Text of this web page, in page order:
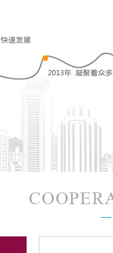
厂家】镜面定制批发定
广告机防水智能魔镜洗